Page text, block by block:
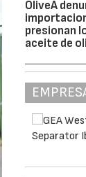
OliveA
presionan
aceite de